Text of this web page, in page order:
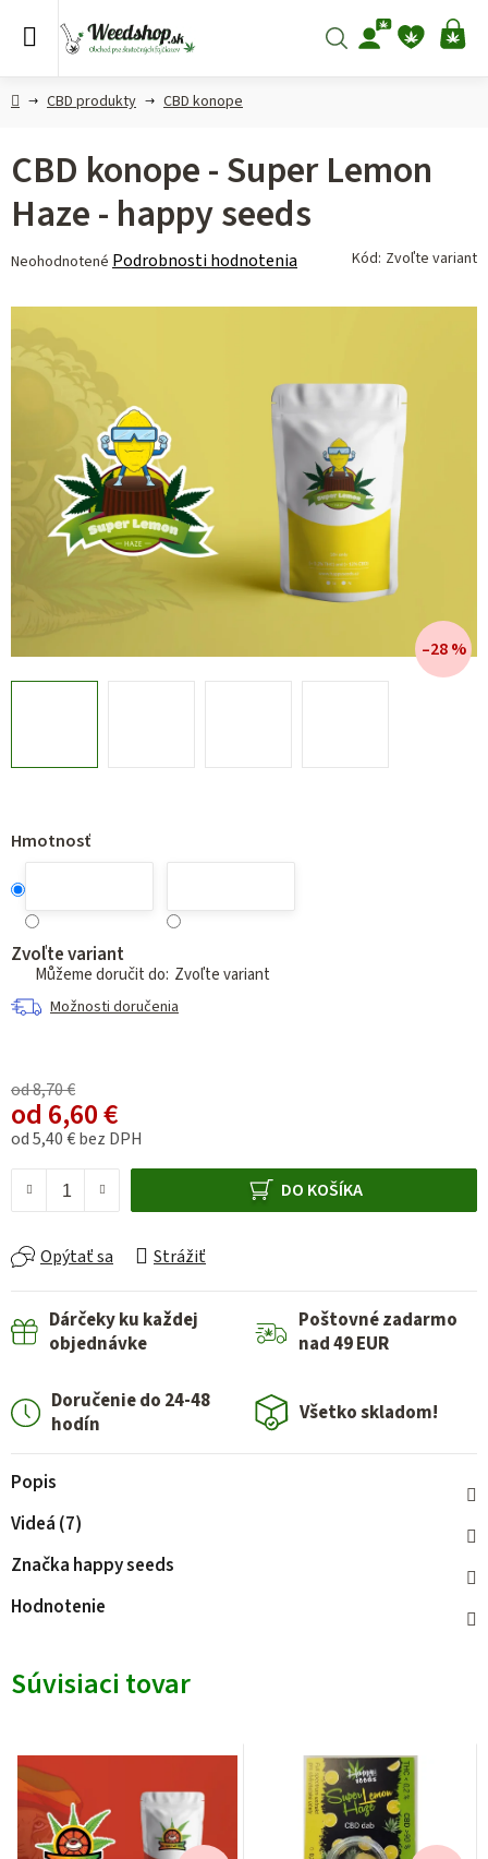
Hľadať
DomovCBD produkty CBD konope
Hmotnosť
Zvoľte variant
Zvoľte variant
Možnosti doručenia
od 8,70 €
od 6,60 €
od5,40 €bez DPH
DO KOŠÍKA
Opýtať sa Strážiť
CBD konope - Super Lemon
Haze - happy seeds
Priemerné
produktu
0,0
hviezdičiek.
Neohodnotené Podrobnosti hodnotenia Kód: Zvoľte variant
–28 %
Dárčeky ku každej
objednávke
Poštovné zadarmo
nad 49 EUR
Doručenie do 24-48
hodín
Všetko skladom!
Popis
Videá (7)
Značka happy seeds
Hodnotenie
Súvisiaci tovar